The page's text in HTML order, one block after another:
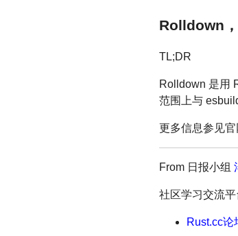
Rolldown
TL;DR
Rolldown 是用
范围上与
更多信息参见
From 日报小组
社区学习交流平
Rust.cc论